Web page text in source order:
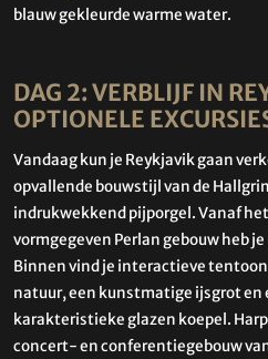
blauw gekleurde warme water.
DAG 2: VERBLIJF IN
OPTIONELE
Vandaag kun je Reykjavik gaan
opvallende bouwstijl van de
indrukwekkend pijporgel. Vanaf
vormgegeven Perlan gebouw heb
Binnen vind je interactieve
natuur, een kunstmatige ijsgrot en
karakteristieke glazen koepel.
concert- en conferentiegebouw